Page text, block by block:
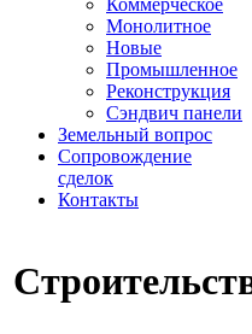
Монолитное
Новые
Промышленное
Реконструкция
Сэндвич панели
Земельный вопрос
Сопровождение
сделок
Контакты